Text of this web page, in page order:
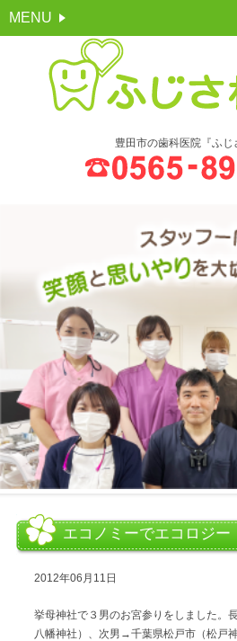
豊田市の歯科医院『ふじ
MENU
エコノミーでエコロジー
2012年06月11日
挙母神社で３男のお宮参りをしました
八幡神社）、次男→千葉県松戸市（松戸